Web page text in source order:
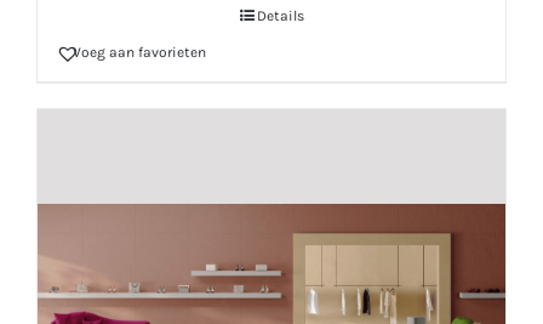
Details
Voeg aan favorieten